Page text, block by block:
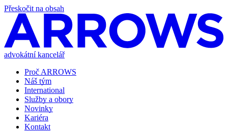
Přeskočit na obsah
advokátní kancelář
Proč ARROWS
Náš tým
International
Služby a obory
Novinky
Kariéra
Kontakt